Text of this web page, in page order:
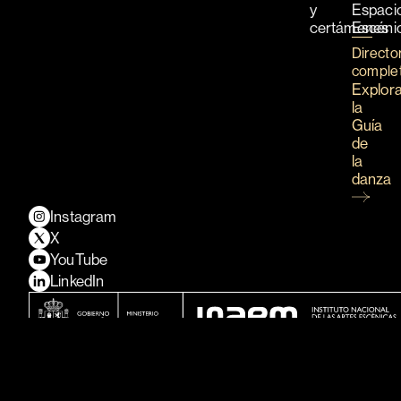
y
certámenes
la
Guía
de
la
danza
Instagram
X
YouTube
LinkedIn